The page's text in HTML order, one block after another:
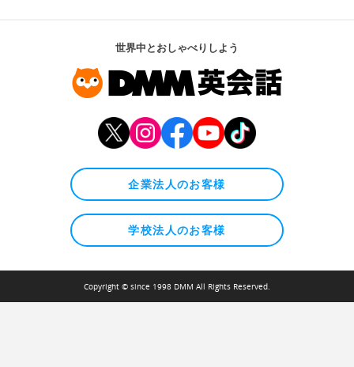
世界中とおしゃべりしよう
企業法人のお客様
学校法人のお客様
Copyright © since 1998 DMM All Rights Reserved.